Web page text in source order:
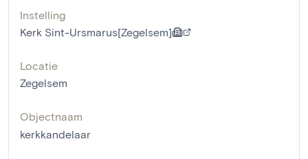
Instelling
Kerk Sint-Ursmarus[Zegelsem]
Locatie
Zegelsem
Objectnaam
kerkkandelaar